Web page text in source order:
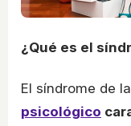
¿Qué es el
El síndrome de
psicológico